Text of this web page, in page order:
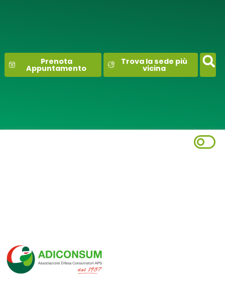
Prenota
Appuntamento
Trova la sede più
vicina